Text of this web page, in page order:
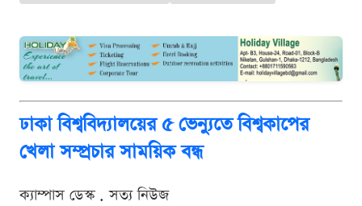
ঢাকা বিশ্ববিদ্যালয়ের ৫ ভেন্যুতে বিশ্বকাপের
খেলা সম্প্রচার সাময়িক বন্ধ
ক্যাম্পাস ডেস্ক . সত্য নিউজ